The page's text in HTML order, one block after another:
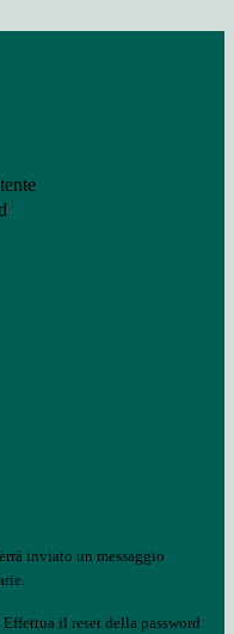
inviato un messaggio
il reset della password